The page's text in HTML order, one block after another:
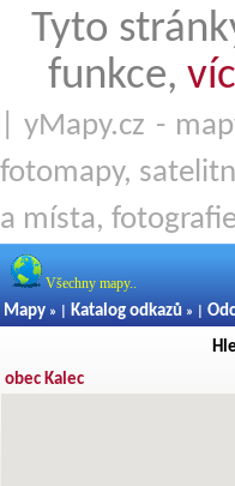
Tyto
funkce,
| yMapy.cz -
fotomapy,
a místa,
Všechny mapy..
Mapy » | Katalog odkazů » |
obec Kalec